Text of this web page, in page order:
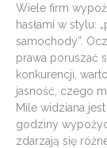
Wiele firm
hasłami w stylu:
samochody”.
prawa poruszać
konkurencji,
jasność, czego
Mile widziana
godziny
zdarzają się